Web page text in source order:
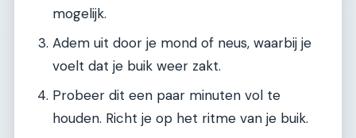
mogelijk.
Adem uit door je mond of neus, waarbij je
voelt dat je buik weer zakt.
Probeer dit een paar minuten vol te
houden. Richt je op het ritme van je buik.